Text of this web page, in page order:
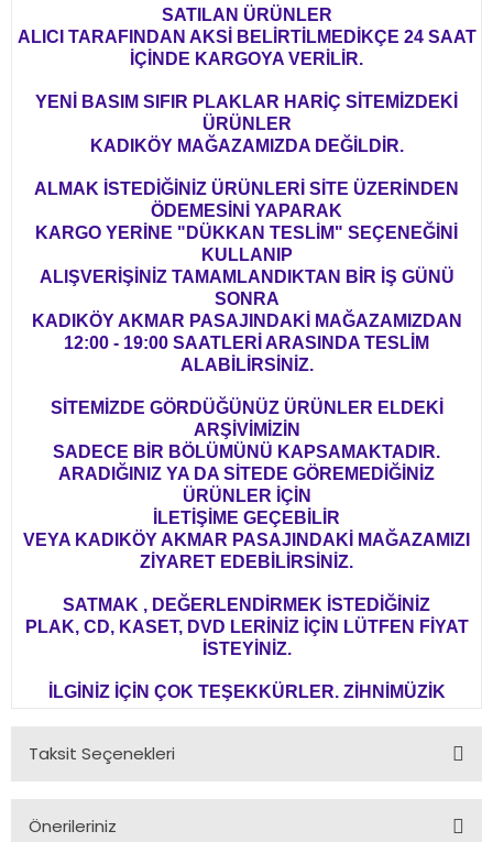
SATILAN ÜRÜNLER
ALICI TARAFINDAN AKSİ BELİRTİLMEDİKÇE 24 SAAT
İÇİNDE KARGOYA VERİLİR.
YENİ BASIM SIFIR PLAKLAR HARİÇ SİTEMİZDEKİ
ÜRÜNLER
KADIKÖY MAĞAZAMIZDA DEĞİLDİR.
ALMAK İSTEDİĞİNİZ ÜRÜNLERİ SİTE ÜZERİNDEN
ÖDEMESİNİ YAPARAK
KARGO YERİNE "DÜKKAN TESLİM" SEÇENEĞİNİ
KULLANIP
ALIŞVERİŞİNİZ TAMAMLANDIKTAN BİR İŞ GÜNÜ
SONRA
KADIKÖY AKMAR PASAJINDAKİ MAĞAZAMIZDAN
12:00 - 19:00 SAATLERİ ARASINDA TESLİM
ALABİLİRSİNİZ.
SİTEMİZDE GÖRDÜĞÜNÜZ ÜRÜNLER ELDEKİ
ARŞİVİMİZİN
SADECE BİR BÖLÜMÜNÜ KAPSAMAKTADIR.
ARADIĞINIZ YA DA SİTEDE GÖREMEDİĞİNİZ
ÜRÜNLER İÇİN
İLETİŞİME GEÇEBİLİR
VEYA KADIKÖY AKMAR PASAJINDAKİ MAĞAZAMIZI
ZİYARET EDEBİLİRSİNİZ.
SATMAK , DEĞERLENDİRMEK İSTEDİĞİNİZ
PLAK, CD, KASET, DVD LERİNİZ İÇİN LÜTFEN FİYAT
İSTEYİNİZ.
İLGİNİZ İÇİN ÇOK TEŞEKKÜRLER. ZİHNİMÜZİK
Taksit Seçenekleri
Önerileriniz